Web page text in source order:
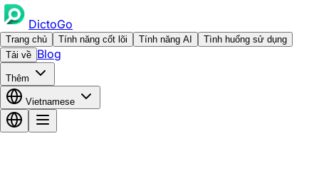
DictoGo
Trang chủ Tính năng cốt lõi Tính năng AI
Tình huống sử dụng
Tải về Blog
Thêm
Vietnamese